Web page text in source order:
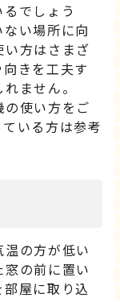
でしょう
い場所に向
方はさまざ
きを工夫す
ません。
使い方をご
いる方は参考
の方が低い
の前に置い
屋に取り込